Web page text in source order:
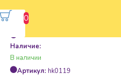
0
Наличие:
В наличии
Артикул: hk0119